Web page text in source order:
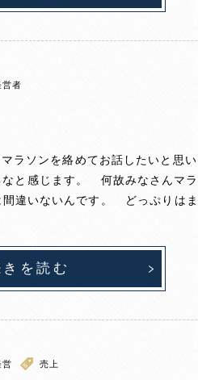
営者
ソンを絡めてお話したいと思
と感じます。 何故みなさんマ
違いないんです。 どっぷりは
きを読む
営 売上